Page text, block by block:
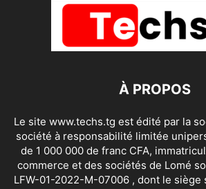
À PROPOS
Le site www.techs.tg est édité par la
société à responsabilité limitée
de 1 000 000 de franc CFA,
commerce et des sociétés de Lomé
LFW-01-2022-M-07006 , dont le siège